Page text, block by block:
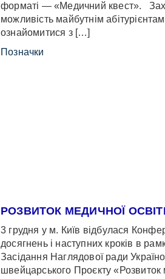
форматі — «Медичний квест».
можливість майбутнім
ознайомитися з […]
Позначки
РОЗВИТОК МЕДИЧНОЇ
3 грудня у м. Київ відбулася
досягнень і наступних кроків в
Засідання Наглядової ради
швейцарського Проєкту «Розвиток